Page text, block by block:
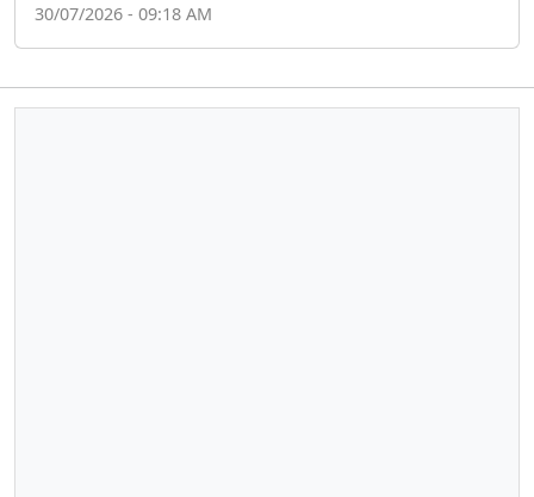
30/07/2026 - 09:18 AM